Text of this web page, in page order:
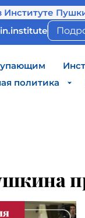
Институте
политика